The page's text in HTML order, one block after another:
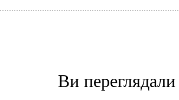
Ви переглядали